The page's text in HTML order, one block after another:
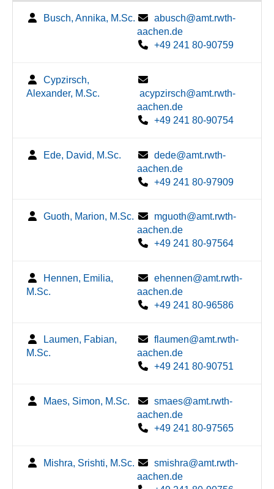
Busch, Annika, M.Sc.
abusch@amt.rwth-
aachen.de
+49 241 80-90759
Cypzirsch,
Alexander, M.Sc.
acypzirsch@amt.rwth-
aachen.de
+49 241 80-90754
Ede, David, M.Sc.
dede@amt.rwth-
aachen.de
+49 241 80-97909
Guoth, Marion, M.Sc.
mguoth@amt.rwth-
aachen.de
+49 241 80-97564
Hennen, Emilia,
M.Sc.
ehennen@amt.rwth-
aachen.de
+49 241 80-96586
Laumen, Fabian,
M.Sc.
flaumen@amt.rwth-
aachen.de
+49 241 80-90751
Maes, Simon, M.Sc.
smaes@amt.rwth-
aachen.de
+49 241 80-97565
Mishra, Srishti, M.Sc.
smishra@amt.rwth-
aachen.de